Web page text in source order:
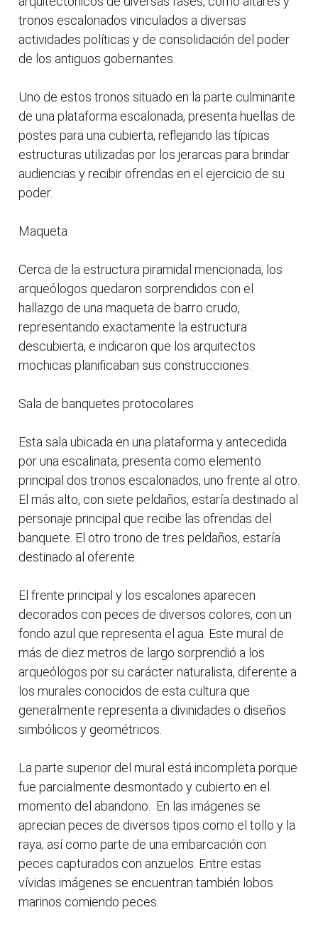
tronos escalonados vinculados a diversas
actividades políticas y de consolidación del poder
de los antiguos gobernantes.
Uno de estos tronos situado en la parte culminante
de una plataforma escalonada, presenta huellas de
postes para una cubierta, reflejando las típicas
estructuras utilizadas por los jerarcas para brindar
audiencias y recibir ofrendas en el ejercicio de su
poder.
Maqueta
Cerca de la estructura piramidal mencionada, los
arqueólogos quedaron sorprendidos con el
hallazgo de una maqueta de barro crudo,
representando exactamente la estructura
descubierta, e indicaron que los arquitectos
mochicas planificaban sus construcciones.
Sala de banquetes protocolares
Esta sala ubicada en una plataforma y antecedida
por una escalinata, presenta como elemento
principal dos tronos escalonados, uno frente al otro.
El más alto, con siete peldaños, estaría destinado al
personaje principal que recibe las ofrendas del
banquete. El otro trono de tres peldaños, estaría
destinado al oferente.
El frente principal y los escalones aparecen
decorados con peces de diversos colores, con un
fondo azul que representa el agua. Este mural de
más de diez metros de largo sorprendió a los
arqueólogos por su carácter naturalista, diferente a
los murales conocidos de esta cultura que
generalmente representa a divinidades o diseños
simbólicos y geométricos.
La parte superior del mural está incompleta porque
fue parcialmente desmontado y cubierto en el
momento del abandono. En las imágenes se
aprecian peces de diversos tipos como el tollo y la
raya; así como parte de una embarcación con
peces capturados con anzuelos. Entre estas
vívidas imágenes se encuentran también lobos
marinos comiendo peces.